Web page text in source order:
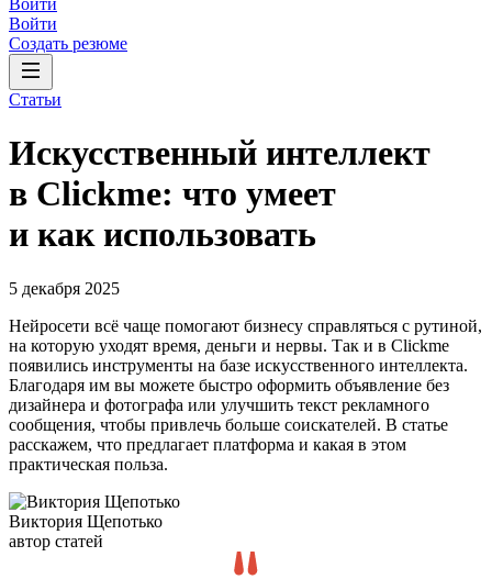
Войти
Войти
Создать резюме
Статьи
Искусственный интеллект
в Clickme: что умеет
и как использовать
5 декабря 2025
Нейросети всё чаще помогают бизнесу справляться с рутиной,
на которую уходят время, деньги и нервы. Так и в Clickme
появились инструменты на базе искусственного интеллекта.
Благодаря им вы можете быстро оформить объявление без
дизайнера и фотографа или улучшить текст рекламного
сообщения, чтобы привлечь больше соискателей. В статье
расскажем, что предлагает платформа и какая в этом
практическая польза.
Виктория Щепотько
автор статей